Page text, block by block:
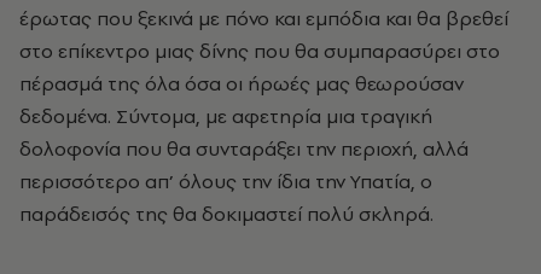
έρωτας που ξεκινά με πόνο και εμπόδια και θα βρεθεί
στο επίκεντρο μιας δίνης που θα συμπαρασύρει στο
πέρασμά της όλα όσα οι ήρωές μας θεωρούσαν
δεδομένα. Σύντομα, με αφετηρία μια τραγική
δολοφονία που θα συνταράξει την περιοχή, αλλά
περισσότερο απ’ όλους την ίδια την Υπατία, ο
παράδεισός της θα δοκιμαστεί πολύ σκληρά.